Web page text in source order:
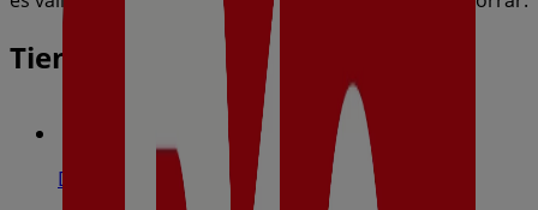
Tiendas más cercanas
Dia